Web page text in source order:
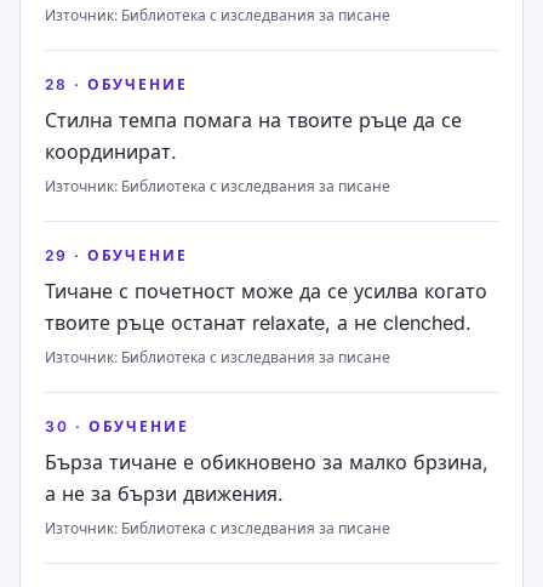
Източник: Библиотека с изследвания за писане
28 · ОБУЧЕНИЕ
Стилна темпа помага на твоите ръце да се
координират.
Източник: Библиотека с изследвания за писане
29 · ОБУЧЕНИЕ
Тичане с почетност може да се усилва когато
твоите ръце останат relaxate, а не clenched.
Източник: Библиотека с изследвания за писане
30 · ОБУЧЕНИЕ
Бърза тичане е обикновено за малко брзина,
а не за бързи движения.
Източник: Библиотека с изследвания за писане